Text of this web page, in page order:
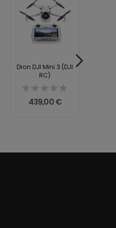
Dron DJI Mini 3 (DJI
RC)
439,00 €